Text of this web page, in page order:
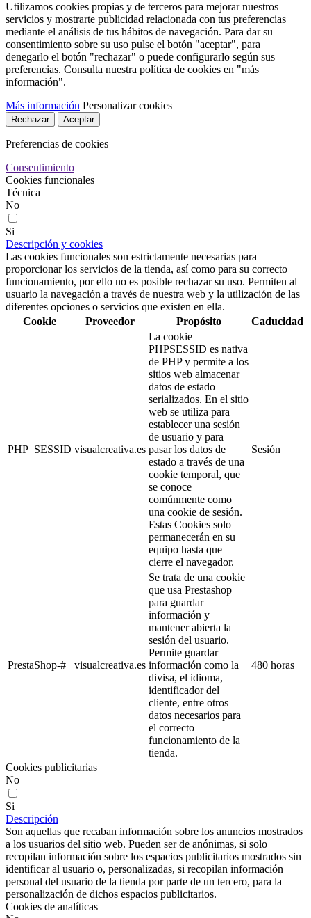
Utilizamos cookies propias y de terceros para mejorar nuestros
servicios y mostrarte publicidad relacionada con tus preferencias
mediante el análisis de tus hábitos de navegación. Para dar su
consentimiento sobre su uso pulse el botón "aceptar", para
denegarlo el botón "rechazar" o puede configurarlo según sus
preferencias. Consulta nuestra política de cookies en "más
información".
Más información Personalizar cookies
Rechazar Aceptar
Preferencias de cookies
Consentimiento
Cookies funcionales
Técnica
No
Si
Descripción y cookies
Las cookies funcionales son estrictamente necesarias para
proporcionar los servicios de la tienda, así como para su correcto
funcionamiento, por ello no es posible rechazar su uso. Permiten al
usuario la navegación a través de nuestra web y la utilización de las
diferentes opciones o servicios que existen en ella.
Cookie
Proveedor Propósito Caducidad
PHP_SESSID visualcreativa.es
La cookie
PHPSESSID es nativa
de PHP y permite a los
sitios web almacenar
datos de estado
serializados. En el sitio
web se utiliza para
establecer una sesión
de usuario y para
pasar los datos de
estado a través de una
cookie temporal, que
se conoce
comúnmente como
una cookie de sesión.
Estas Cookies solo
permanecerán en su
equipo hasta que
cierre el navegador.
Sesión
PrestaShop-# visualcreativa.es
Se trata de una cookie
que usa Prestashop
para guardar
información y
mantener abierta la
sesión del usuario.
Permite guardar
información como la
divisa, el idioma,
identificador del
cliente, entre otros
datos necesarios para
el correcto
funcionamiento de la
tienda.
480 horas
Cookies publicitarias
No
Si
Descripción
Son aquellas que recaban información sobre los anuncios mostrados
a los usuarios del sitio web. Pueden ser de anónimas, si solo
recopilan información sobre los espacios publicitarios mostrados sin
identificar al usuario o, personalizadas, si recopilan información
personal del usuario de la tienda por parte de un tercero, para la
personalización de dichos espacios publicitarios.
Cookies de analíticas